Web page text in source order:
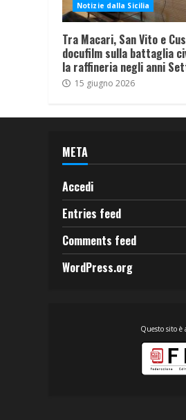
Notizie dalla Sicilia
Tra Macari, San Vito e
docufilm sulla battaglia
la raffineria negli anni
15 giugno 2026
META
Accedi
Entries feed
Comments feed
WordPress.org
Questo sito è